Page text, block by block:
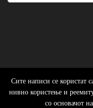
Сите написи се користат
нивно користење и
со основачот